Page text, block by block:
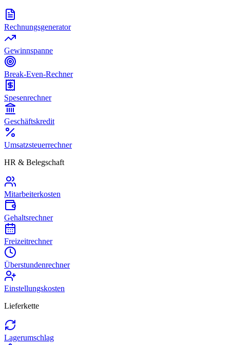
Rechnungsgenerator
Gewinnspanne
Break-Even-Rechner
Spesenrechner
Geschäftskredit
Umsatzsteuerrechner
HR & Belegschaft
Mitarbeiterkosten
Gehaltsrechner
Freizeitrechner
Überstundenrechner
Einstellungskosten
Lieferkette
Lagerumschlag